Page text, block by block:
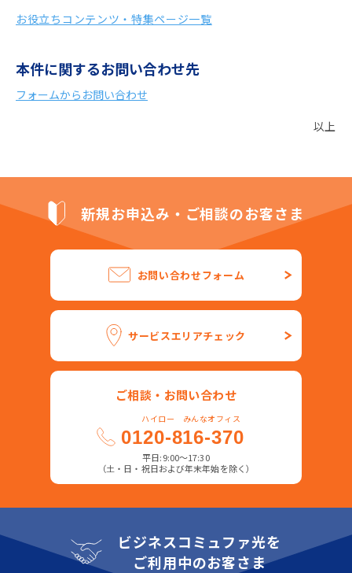
お役立ちコンテンツ・特集ページ一覧
本件に関するお問い合わせ先
フォームからお問い合わせ
以上
新規お申込み・ご相談のお客さま
お問い合わせフォーム
サービスエリアチェック
ご相談・お問い合わせ
ハイロー みんなオフィス
0120-816-370
平日:9:00～17:30
（土・日・祝日および年末年始を除く）
ビジネスコミュファ光を
ご利用中のお客さま